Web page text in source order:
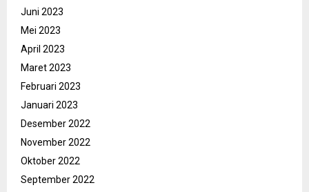
Juni 2023
Mei 2023
April 2023
Maret 2023
Februari 2023
Januari 2023
Desember 2022
November 2022
Oktober 2022
September 2022